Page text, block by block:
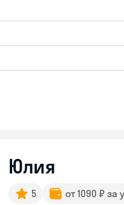
Юлия
5 от 1090 ₽ за